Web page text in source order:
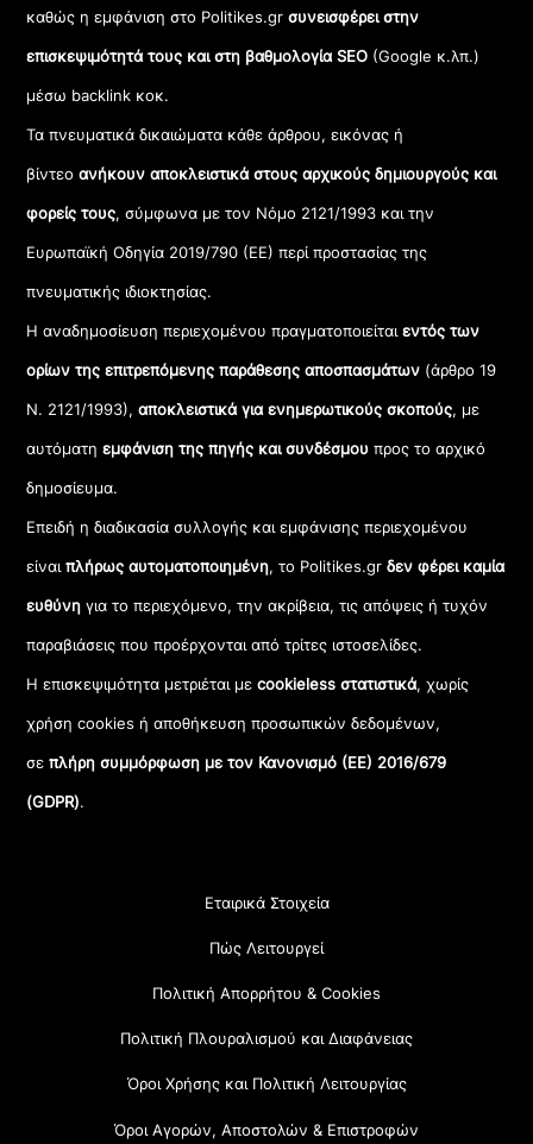
καθώς η εμφάνιση στο Politikes.gr συνεισφέρει στην
επισκεψιμότητά τους και στη βαθμολογία SEO (Google κ.λπ.)
μέσω backlink κοκ.
Τα πνευματικά δικαιώματα κάθε άρθρου, εικόνας ή
βίντεοανήκουν αποκλειστικά στους αρχικούς δημιουργούς και
φορείς τους, σύμφωνα με τον Νόμο 2121/1993 και την
Ευρωπαϊκή Οδηγία 2019/790 (ΕΕ) περί προστασίας της
πνευματικής ιδιοκτησίας.
Η αναδημοσίευση περιεχομένου πραγματοποιείταιεντός των
ορίων της επιτρεπόμενης παράθεσης αποσπασμάτων (άρθρο 19
Ν. 2121/1993), αποκλειστικά για ενημερωτικούς σκοπούς, με
αυτόματηεμφάνιση της πηγής και συνδέσμου προς το αρχικό
δημοσίευμα.
Επειδή η διαδικασία συλλογής και εμφάνισης περιεχομένου
είναιπλήρως αυτοματοποιημένη, το Politikes.grδεν φέρει καμία
ευθύνη για το περιεχόμενο, την ακρίβεια, τις απόψεις ή τυχόν
παραβιάσεις που προέρχονται από τρίτες ιστοσελίδες.
Η επισκεψιμότητα μετριέται μεcookieless στατιστικά, χωρίς
χρήση cookies ή αποθήκευση προσωπικών δεδομένων,
σεπλήρη συμμόρφωση με τον Κανονισμό (ΕΕ) 2016/679
(GDPR).
Εταιρικά Στοιχεία
Πώς Λειτουργεί
Πολιτική Απορρήτου & Cookies
Πολιτική Πλουραλισμού και Διαφάνειας
Όροι Χρήσης και Πολιτική Λειτουργίας
Όροι Αγορών, Αποστολών & Επιστροφών